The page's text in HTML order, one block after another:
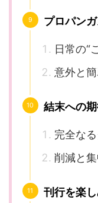
プロパン
日常の“
意外と
結末への
完全な
削減と
刊行を楽